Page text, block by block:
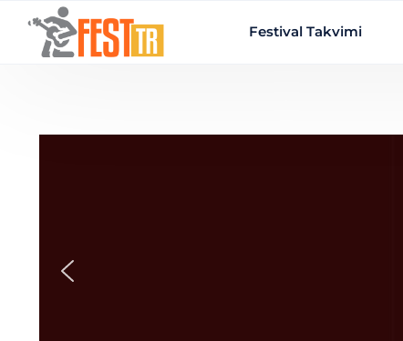
Ana içeriğe atla
Festival Takvimi